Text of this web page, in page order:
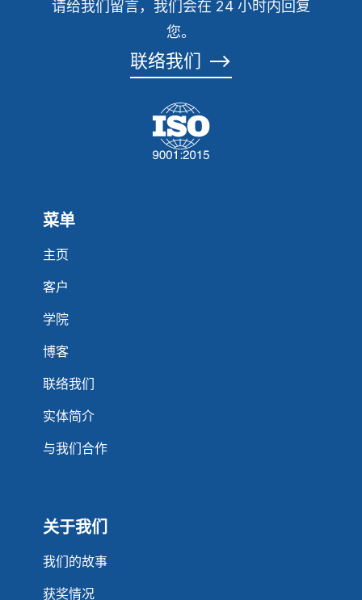
请给我们留言，我们会在 24 小时内回复
您。
联络我们 ⟶
菜单
主页
客户
学院
博客
联络我们
实体简介
与我们合作
关于我们
我们的故事
获奖情况